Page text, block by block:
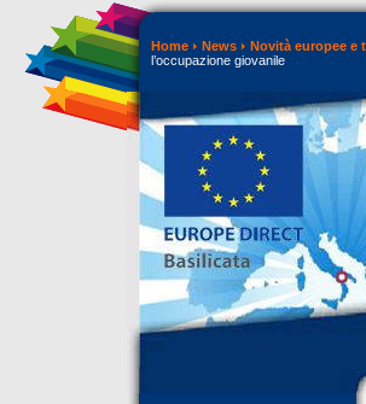
Home News Novità europee e
l’occupazione giovanile